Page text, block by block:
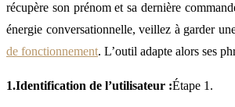
récupère son prénom et sa dernière
énergie conversationnelle, veillez à garder
de fonctionnement. L’outil adapte alors ses
1.Identification de l’utilisateur :Étape 1.